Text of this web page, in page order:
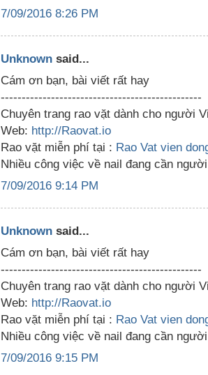
7/09/2016 8:26 PM
Unknown said...
Cám ơn bạn, bài viết rất hay
------------------------------------------------
Chuyên trang rao vặt dành cho người
Web: http://Raovat.io
Rao vặt miễn phí tại : Rao Vat vien
Nhiều công việc về nail đang cần
7/09/2016 9:14 PM
Unknown said...
Cám ơn bạn, bài viết rất hay
------------------------------------------------
Chuyên trang rao vặt dành cho người
Web: http://Raovat.io
Rao vặt miễn phí tại : Rao Vat vien
Nhiều công việc về nail đang cần
7/09/2016 9:15 PM